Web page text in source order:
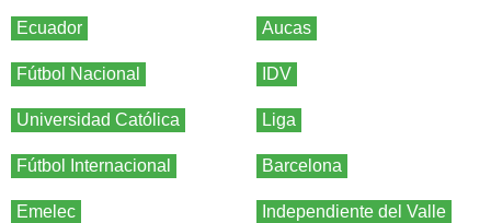
Ecuador Aucas
Fútbol Nacional IDV
Universidad Católica Liga
Fútbol Internacional Barcelona
Emelec Independiente del Valle